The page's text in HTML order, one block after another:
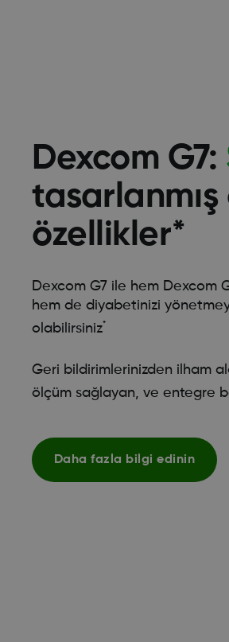
Dexcom G7:
özellikler*
Dexcom G7 ile hem Dexcom
hem de diyabetinizi
olabilirsiniz*
Geri bildirimlerinizden ilham
ölçüm sağlayan, ve entegre
Daha fazla bilgi edinin